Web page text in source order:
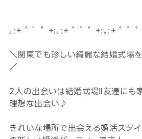
｡:+ ﾟ ゜ﾟ +:｡:+ ﾟ ゜ﾟ +:｡:+ ﾟ ゜ﾟ
＼関東でも珍しい綺麗な結婚式場
／
2人の出会いは結婚式場‼友達にも
理想な出会い♪
きれいな場所で出会える婚活スタ